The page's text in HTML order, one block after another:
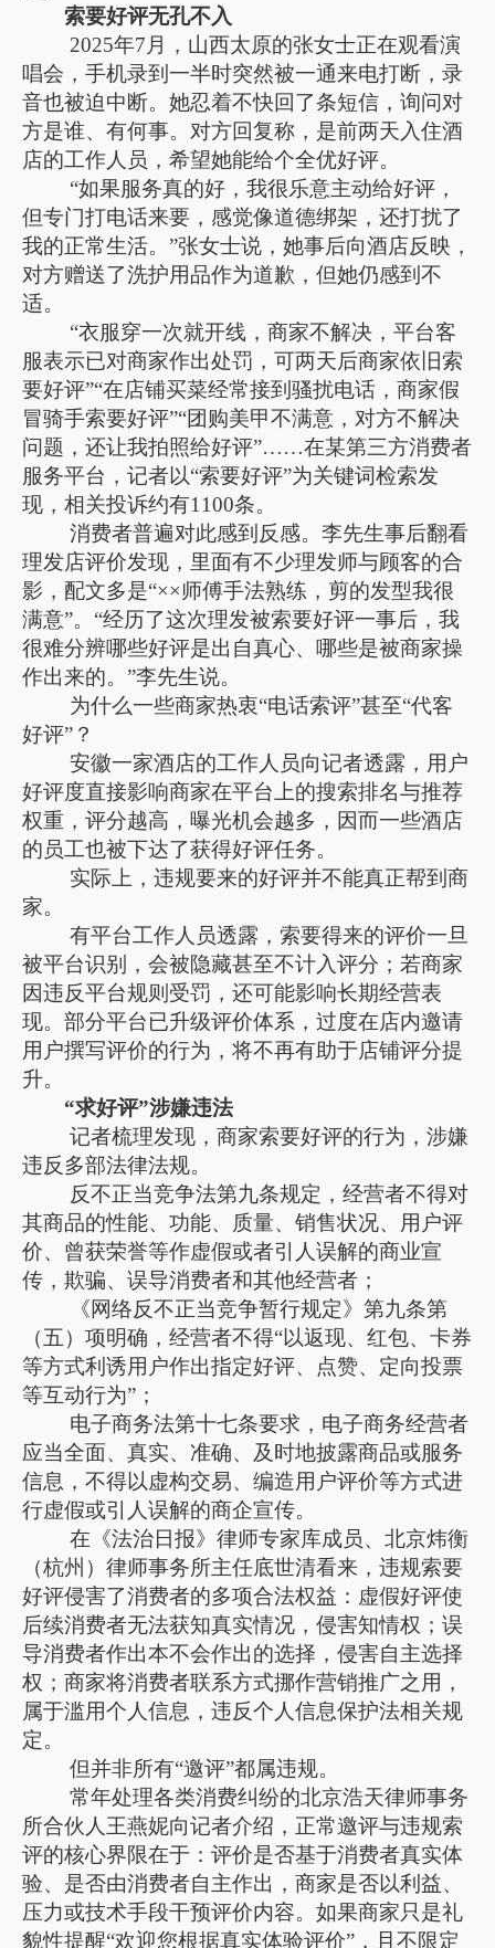
索要好评无孔不入
2025年7月，山西太原的张女士正在观看演
唱会，手机录到一半时突然被一通来电打断，录
音也被迫中断。她忍着不快回了条短信，询问对
方是谁、有何事。对方回复称，是前两天入住酒
店的工作人员，希望她能给个全优好评。
“如果服务真的好，我很乐意主动给好评，
但专门打电话来要，感觉像道德绑架，还打扰了
我的正常生活。”张女士说，她事后向酒店反映，
对方赠送了洗护用品作为道歉，但她仍感到不
适。
“衣服穿一次就开线，商家不解决，平台客
服表示已对商家作出处罚，可两天后商家依旧索
要好评”“在店铺买菜经常接到骚扰电话，商家假
冒骑手索要好评”“团购美甲不满意，对方不解决
问题，还让我拍照给好评”……在某第三方消费者
服务平台，记者以“索要好评”为关键词检索发
现，相关投诉约有1100条。
消费者普遍对此感到反感。李先生事后翻看
理发店评价发现，里面有不少理发师与顾客的合
影，配文多是“××师傅手法熟练，剪的发型我很
满意”。“经历了这次理发被索要好评一事后，我
很难分辨哪些好评是出自真心、哪些是被商家操
作出来的。”李先生说。
为什么一些商家热衷“电话索评”甚至“代客
好评”？
安徽一家酒店的工作人员向记者透露，用户
好评度直接影响商家在平台上的搜索排名与推荐
权重，评分越高，曝光机会越多，因而一些酒店
的员工也被下达了获得好评任务。
实际上，违规要来的好评并不能真正帮到商
家。
有平台工作人员透露，索要得来的评价一旦
被平台识别，会被隐藏甚至不计入评分；若商家
因违反平台规则受罚，还可能影响长期经营表
现。部分平台已升级评价体系，过度在店内邀请
用户撰写评价的行为，将不再有助于店铺评分提
升。
“求好评”涉嫌违法
记者梳理发现，商家索要好评的行为，涉嫌
违反多部法律法规。
反不正当竞争法第九条规定，经营者不得对
其商品的性能、功能、质量、销售状况、用户评
价、曾获荣誉等作虚假或者引人误解的商业宣
传，欺骗、误导消费者和其他经营者；
《网络反不正当竞争暂行规定》第九条第
（五）项明确，经营者不得“以返现、红包、卡券
等方式利诱用户作出指定好评、点赞、定向投票
等互动行为”；
电子商务法第十七条要求，电子商务经营者
应当全面、真实、准确、及时地披露商品或服务
信息，不得以虚构交易、编造用户评价等方式进
行虚假或引人误解的商企宣传。
在《法治日报》律师专家库成员、北京炜衡
（杭州）律师事务所主任底世清看来，违规索要
好评侵害了消费者的多项合法权益：虚假好评使
后续消费者无法获知真实情况，侵害知情权；误
导消费者作出本不会作出的选择，侵害自主选择
权；商家将消费者联系方式挪作营销推广之用，
属于滥用个人信息，违反个人信息保护法相关规
定。
但并非所有“邀评”都属违规。
常年处理各类消费纠纷的北京浩天律师事务
所合伙人王燕妮向记者介绍，正常邀评与违规索
评的核心界限在于：评价是否基于消费者真实体
验、是否由消费者自主作出，商家是否以利益、
压力或技术手段干预评价内容。如果商家只是礼
貌性提醒“欢迎您根据真实体验评价”，且不限定